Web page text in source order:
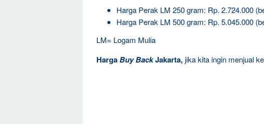
Harga Perak LM 250 gram: Rp. 2.724.000
Harga Perak LM 500 gram: Rp. 5.045.000
LM= Logam Mulia
HargaBuy BackJakarta,jika kita ingin menjual